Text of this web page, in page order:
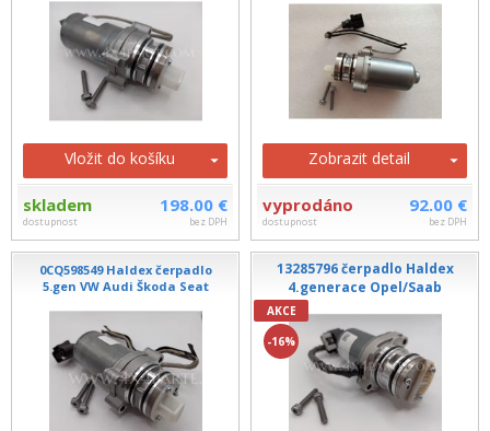
Vložit do košíku
skladem
dostupnost
198.00 €
bez DPH
Zobrazit detail
vyprodáno
dostupnost
92.00 €
bez DPH
0CQ598549 Haldex čerpadlo
5.gen VW Audi Škoda Seat
13285796 čerpadlo Haldex
4.generace Opel/Saab
AKCE
-16%